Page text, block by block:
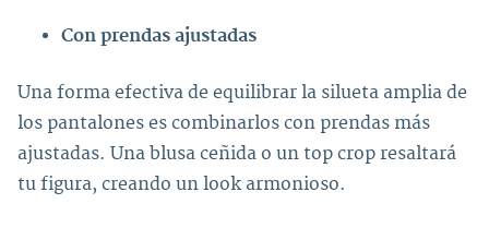
Con prendas ajustadas
Una forma efectiva de equilibrar la silueta amplia de
los pantalones es combinarlos con prendas más
ajustadas. Una blusa ceñida o un top crop resaltará
tu figura, creando un look armonioso.